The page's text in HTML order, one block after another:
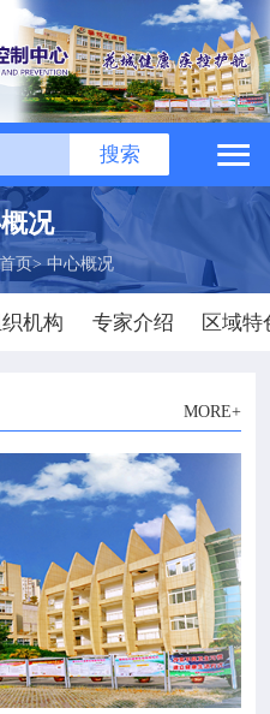
搜索 
况
首页>中心概况
机构 专家介绍 区域特
搜索







MORE+